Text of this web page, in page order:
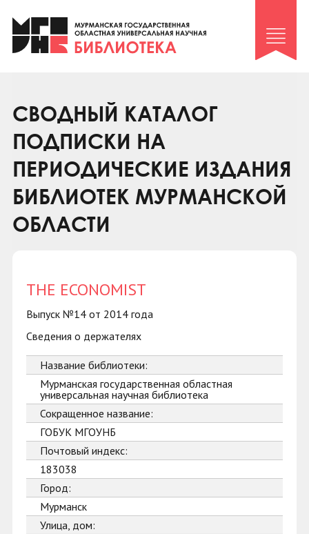
Клуб «Гиря и сельдерей»
Клуб «Семейный архив»
Коллегам
Контакты
СВОДНЫЙ КАТАЛОГ
ПОДПИСКИ НА
ПЕРИОДИЧЕСКИЕ ИЗДАНИЯ
БИБЛИОТЕК МУРМАНСКОЙ
ОБЛАСТИ
THE ECONOMIST
Выпуск №14 от 2014 года
Сведения о держателях
Название библиотеки:
Мурманская государственная областная
универсальная научная библиотека
Сокращенное название:
ГОБУК МГОУНБ
Почтовый индекс:
183038
Город:
Мурманск
Улица, дом: